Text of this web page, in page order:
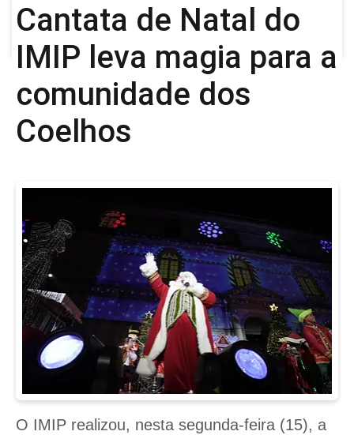
Cantata de Natal do
IMIP leva magia para a
comunidade dos
Coelhos
O IMIP realizou, nesta segunda-feira (15), a